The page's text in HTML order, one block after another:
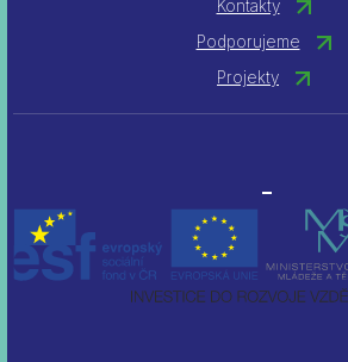
Kontakty
Podporujeme
Projekty